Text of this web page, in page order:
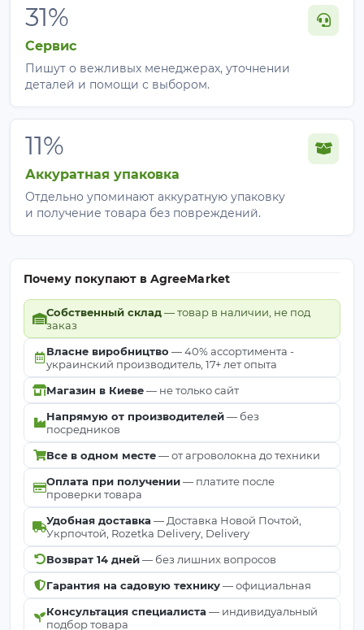
31%
Сервис
Пишут о вежливых менеджерах, уточнении
деталей и помощи с выбором.
11%
Аккуратная упаковка
Отдельно упоминают аккуратную упаковку
и получение товара без повреждений.
Почему покупают в AgreeMarket
Собственный склад— товар в наличии, не под
заказ
Власне виробництво — 40% ассортимента -
украинский производитель, 17+ лет опыта
Магазин в Киеве— не только сайт
Напрямую от производителей— без
посредников
Все в одном месте— от агроволокна до техники
Оплата при получении— платите после
проверки товара
Удобная доставка — Доставка Новой Почтой,
Укрпочтой, Rozetka Delivery, Delivery
Возврат 14 дней— без лишних вопросов
Гарантия на садовую технику— официальная
Консультация специалиста — индивидуальный
подбор товара